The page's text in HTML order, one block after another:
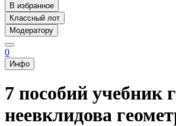
В избранное
Классный лот
Модератору
0
Инфо
7 пособий учебник
неевклидова